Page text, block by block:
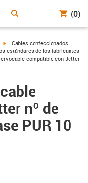
(0)
igus-icon-arrow-right
Cables confeccionados
estándares de los fabricantes
compatible con Jetter
nº de
PUR 10